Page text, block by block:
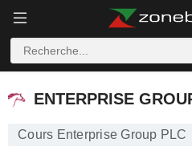
ENTERPRISE GROUP PLC
ENTERPRISE
Cours Enterprise Group PLC